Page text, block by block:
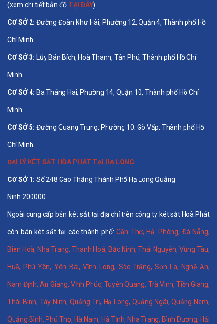
(xem chi tiết bản đồ TẠI ĐÂY)
CƠ SỞ 2: Đường Đoàn Như Hài, Phường 12, Quận 4, Thành phố Hồ
Chí Minh
CƠ SỞ 3: Lũy Bán Bích, Hoà Thanh, Tân Phú, Thành phố Hồ Chí
Minh
CƠ SỞ 4: Ba Tháng Hai, Phường 14, Quận 10, Thành phố Hồ Chí
Minh
CƠ SỞ 5: Đường Quang Trung, Phường 10, Gò Vấp, Thành phố Hồ
Chí Minh.
ĐẠI LÝ KÉT SẮT HÒA PHÁT TẠI HẠ LONG
CƠ SỞ 1: Số 248 Cao Thắng Thành Phố Hạ Long Quảng
Ninh 200000
Ngoài cung cấp bán két sắt tại địa chỉ trên công ty két sắt Hoà Phát
còn bán két sắt tại các thành phố:Cần Thơ, Hải Phòng, Đà Nẵng,
Biên Hoà, Nha Trang,Thanh Hoá, Bắc Ninh, Thái Nguyên, Vũng Tàu,
Huế, Phú Yên,Yên Bái,Vĩnh Long, Sóc Trăng,Sơn La, Nghệ An,
Nam Định,An Giang, Vĩnh Phúc,Tuyên Quang, Trà Vinh, Tiền Giang,
Thái Bình,Tây Ninh,Quảng Trị, Hạ Long, Quảng Ngãi, Quảng Nam,
Quảng Bình, Phú Thọ, Hà Nam, Hà Tĩnh, Nha Trang, Bình Dương, Hải